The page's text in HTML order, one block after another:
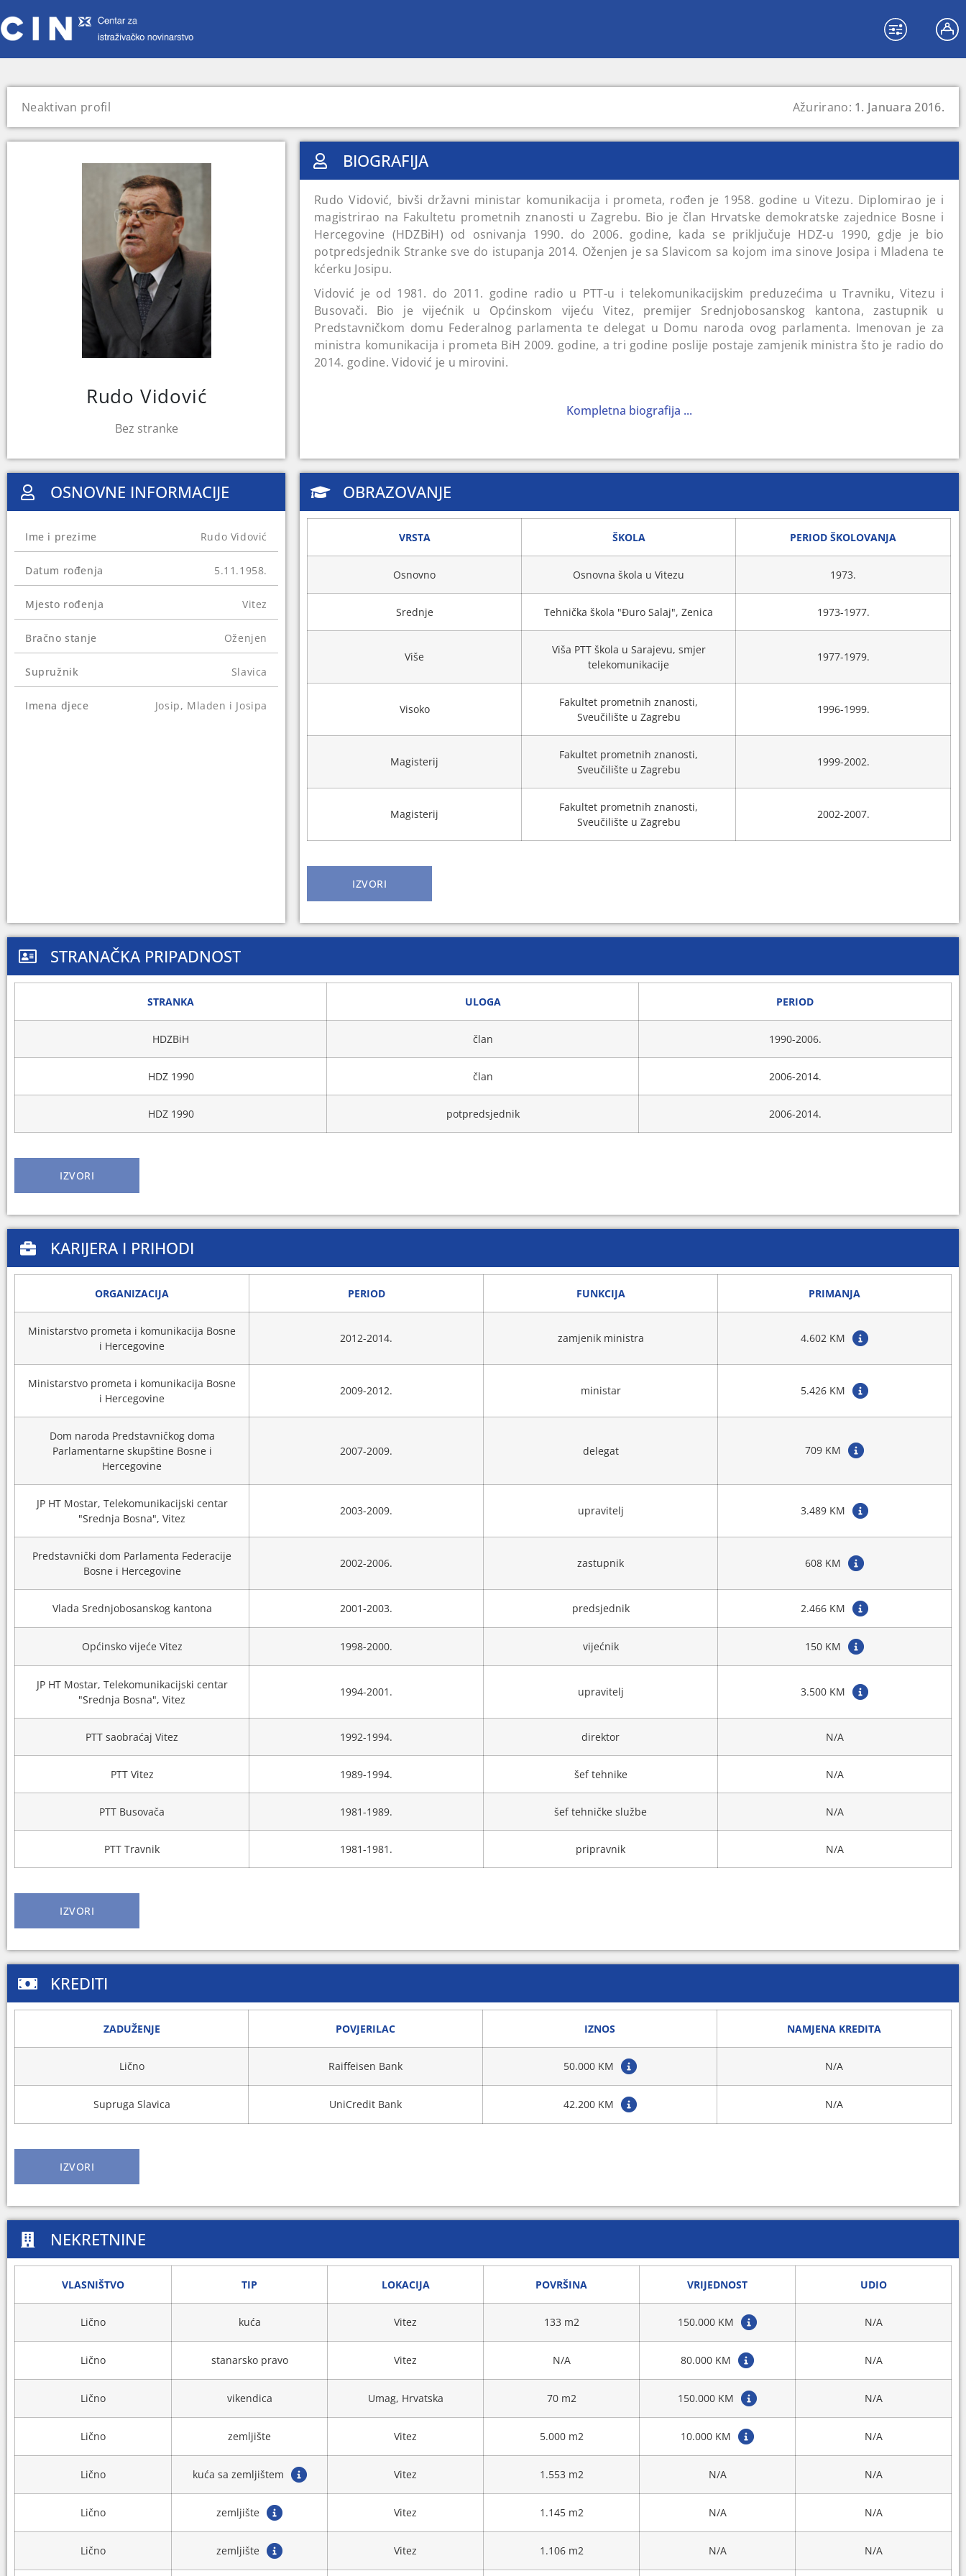
Neaktivan profil Ažurirano: 1. Januara 2016.
Rudo Vidović
Bez stranke
BIOGRAFIJA
Rudo Vidović, bivši državni ministar komunikacija i prometa, rođen je 1958. godine u Vitezu. Diplomirao je i
magistrirao na Fakultetu prometnih znanosti u Zagrebu. Bio je član Hrvatske demokratske zajednice Bosne i
Hercegovine (HDZBiH) od osnivanja 1990. do 2006. godine, kada se priključuje HDZ-u 1990, gdje je bio
potpredsjednik Stranke sve do istupanja 2014. Oženjen je sa Slavicom sa kojom ima sinove Josipa i Mladena te
kćerku Josipu.
Vidović je od 1981. do 2011. godine radio u PTT-u i telekomunikacijskim preduzećima u Travniku, Vitezu i
Busovači. Bio je vijećnik u Općinskom vijeću Vitez, premijer Srednjobosanskog kantona, zastupnik u
Predstavničkom domu Federalnog parlamenta te delegat u Domu naroda ovog parlamenta. Imenovan je za
ministra komunikacija i prometa BiH 2009. godine, a tri godine poslije postaje zamjenik ministra što je radio do
2014. godine. Vidović je u mirovini.
Kompletna biografija ...
OSNOVNE INFORMACIJE
Ime i prezime Rudo Vidović
Datum rođenja 5.11.1958.
Mjesto rođenja Vitez
Bračno stanje Oženjen
Supružnik Slavica
Imena djece Josip, Mladen i Josipa
OBRAZOVANJE
VRSTA ŠKOLA PERIOD ŠKOLOVANJA
Osnovno Osnovna škola u Vitezu 1973.
Srednje Tehnička škola "Đuro Salaj", Zenica 1973-1977.
Više
Viša PTT škola u Sarajevu, smjer
telekomunikacije
1977-1979.
Visoko
Fakultet prometnih znanosti,
Sveučilište u Zagrebu
1996-1999.
Magisterij
Fakultet prometnih znanosti,
Sveučilište u Zagrebu
1999-2002.
Magisterij
Fakultet prometnih znanosti,
Sveučilište u Zagrebu
2002-2007.
IZVORI
STRANAČKA PRIPADNOST
STRANKA ULOGA PERIOD
HDZBiH član 1990-2006.
HDZ 1990 član 2006-2014.
HDZ 1990 potpredsjednik 2006-2014.
IZVORI
KARIJERA I PRIHODI
ORGANIZACIJA PERIOD FUNKCIJA PRIMANJA
Ministarstvo prometa i komunikacija Bosne
i Hercegovine
2012-2014. zamjenik ministra 4.602 KM
Ministarstvo prometa i komunikacija Bosne
i Hercegovine
2009-2012. ministar 5.426 KM
Dom naroda Predstavničkog doma
Parlamentarne skupštine Bosne i
Hercegovine
2007-2009. delegat 709 KM
JP HT Mostar, Telekomunikacijski centar
"Srednja Bosna", Vitez
2003-2009. upravitelj 3.489 KM
Predstavnički dom Parlamenta Federacije
Bosne i Hercegovine
2002-2006. zastupnik 608 KM
Vlada Srednjobosanskog kantona 2001-2003. predsjednik 2.466 KM
Općinsko vijeće Vitez 1998-2000. vijećnik 150 KM
JP HT Mostar, Telekomunikacijski centar
"Srednja Bosna", Vitez
1994-2001. upravitelj 3.500 KM
PTT saobraćaj Vitez 1992-1994. direktor N/A
PTT Vitez 1989-1994. šef tehnike N/A
PTT Busovača 1981-1989. šef tehničke službe N/A
PTT Travnik 1981-1981. pripravnik N/A
IZVORI
KREDITI
ZADUŽENJE POVJERILAC IZNOS NAMJENA KREDITA
Lično Raiffeisen Bank 50.000 KM N/A
Supruga Slavica UniCredit Bank 42.200 KM N/A
IZVORI
NEKRETNINE
VLASNIŠTVO TIP LOKACIJA POVRŠINA VRIJEDNOST UDIO
Lično kuća Vitez 133 m2 150.000 KM N/A
Lično stanarsko pravo Vitez N/A 80.000 KM N/A
Lično vikendica Umag, Hrvatska 70 m2 150.000 KM N/A
Lično zemljište Vitez 5.000 m2 10.000 KM N/A
Lično kuća sa zemljištem Vitez 1.553 m2 N/A N/A
Lično zemljište Vitez 1.145 m2 N/A N/A
Lično zemljište Vitez 1.106 m2 N/A N/A